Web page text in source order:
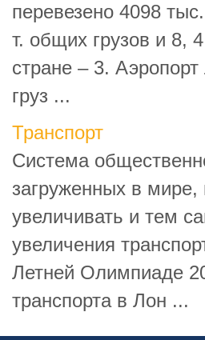
перевезено 4098
т. общих грузов и 8,
стране – 3.
груз ...
Транспорт
Система
загруженных в мире,
увеличивать и тем
увеличения
Летней Олимпиаде
транспорта в Лон ...